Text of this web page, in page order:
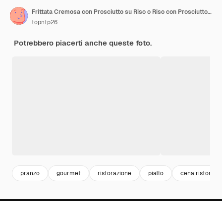
Frittata Cremosa con Prosciutto su Riso o Riso con Prosciutto e Frittata Morbida
topntp26
Potrebbero piacerti anche queste foto.
pranzo gourmet ristorazione piatto cena